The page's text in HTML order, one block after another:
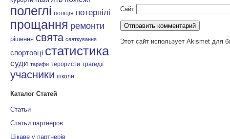
полеглі поліція потерпілі
прощання ремонти
рішення свята святкування
спортовці статистика
суди тарифи терористи трагедії
учасники школи
Каталог Статей
Статьи
Статьи партнеров
Цікаве у партнерів
Сайт
Этот сайт использует Akismet для